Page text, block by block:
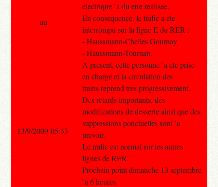
electrique `a du etre realisee.
En consequence, le trafic a ete
interrompu sur la ligne E du RER :
- Haussmann-Chelles Gournay
- Haussmann-Tournan.
A present, cette personne `a ete prise
en charge et la circulation des
trains reprend tres progressivement.
Des retards importants, des
modifications de desserte ainsi que des
suppressions ponctuelles sont `a
prevoir.
Le trafic est normal sur les autres
lignes de RER.
Prochain point dimanche 13 septembre
`a 6 heures.
au
13/9/2009 05:33